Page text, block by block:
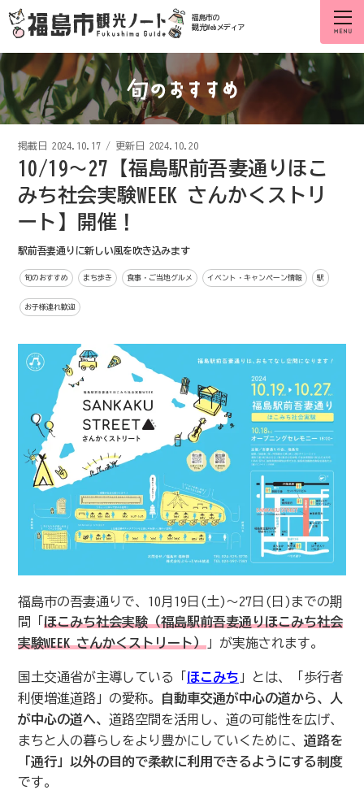
福島市の
観光Webメディア
掲載日 2024.10.17 / 更新日 2024.10.20
10/19～27【福島駅前吾妻通りほこ
みち社会実験WEEK さんかくストリ
ート】開催！
駅前吾妻通りに新しい風を吹き込みます
旬のおすすめ まち歩き 食事・ご当地グルメ イベント・キャンペーン情報 駅
お子様連れ歓迎
福島市の吾妻通りで、10月19日(土)〜27日(日)までの期
間「 ほこみち社会実験（福島駅前吾妻通りほこみち社会
実験WEEK さんかくストリート） 」が実施されます。
国土交通省が主導している「 ほこみち 」とは、「歩行者
利便増進道路」の愛称。
自動車交通が中心の道から、人
が中心の道へ、 道路空間を活用し、​道の可能性を広げ、
まちと人の暮らしをより豊かにしていくために、 道路を
「通行」以外の目的で柔軟に利用できるようにする制度
です。